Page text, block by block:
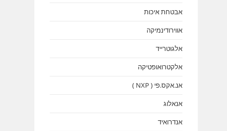
אבטחת איכות
אווירודינמיקה
אלגוטרייד
אלקטרואופטיקה
אנ.אקס.פי ( NXP )
אנאלוג
אנדרואיד